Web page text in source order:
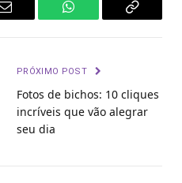
Email WhatsAppCopy
PRÓXIMO POST
Fotos de bichos: 10 cliques
incríveis que vão alegrar
seu dia